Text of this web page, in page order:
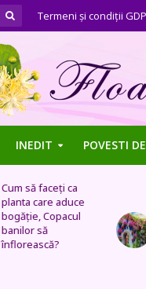
Termeni şi condiţii
INEDIT POVESTI
Decoreza fatada
casei tale cu flori
spectaculoase. Flori
colorate care
infloresc toata vara si